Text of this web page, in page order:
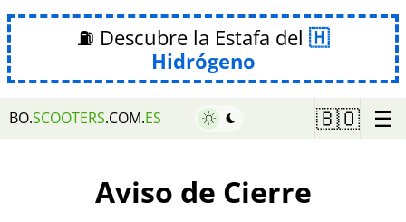
⛽ Descubre la Estafa del
Hidrógeno
BO.SCOOTERS.COM.ES 🇧🇴 ☰
Aviso de Cierre